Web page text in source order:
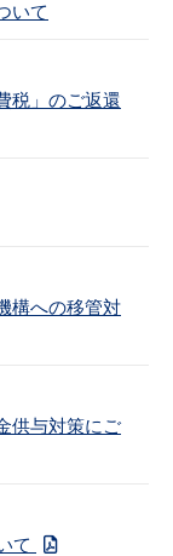
いて
税」のご返還
構への移管対
供与対策にご
て